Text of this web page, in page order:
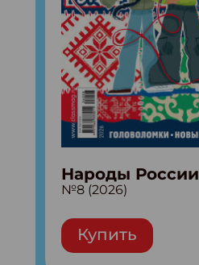
Народы России
№8 (2026)
Купить